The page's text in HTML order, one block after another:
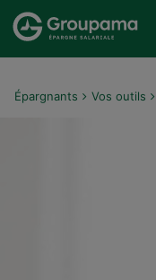
Aller au menu
Aller au contenu
Épargnants Vos outils